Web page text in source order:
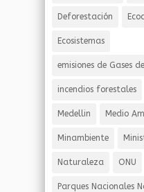
Deforestación
Ecosistemas
emisiones de Gases
incendios forestales
Medellin Medio
Minambiente
Naturaleza ONU
Parques Nacionales